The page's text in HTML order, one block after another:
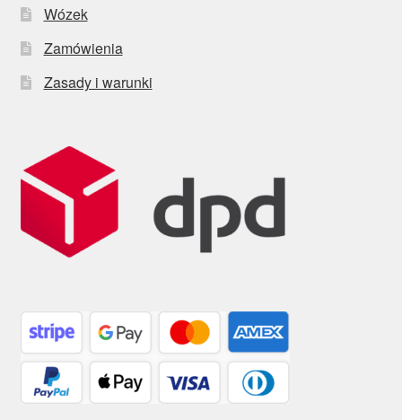
Wózek
Zamówienia
Zasady i warunki